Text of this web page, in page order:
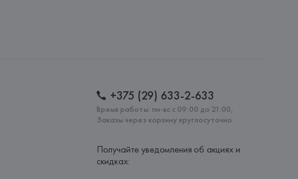
+375 (29) 633-2-633
Время работы: пн-вс с 09:00 до 21:00,
Заказы через корзину круглосуточно
Получайте уведомления об акциях и
скидках: